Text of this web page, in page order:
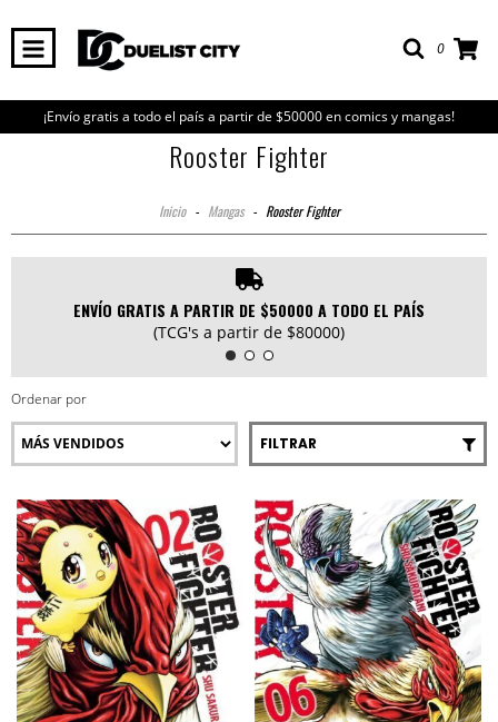
0
¡Envío gratis a todo el país a partir de $50000 en comics y mangas!
Rooster Fighter
Inicio - Mangas - Rooster Fighter
ENVÍO GRATIS A PARTIR DE $50000 A TODO EL PAÍS
(TCG's a partir de $80000)
Ordenar por
FILTRAR